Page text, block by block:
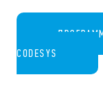
CODESYS